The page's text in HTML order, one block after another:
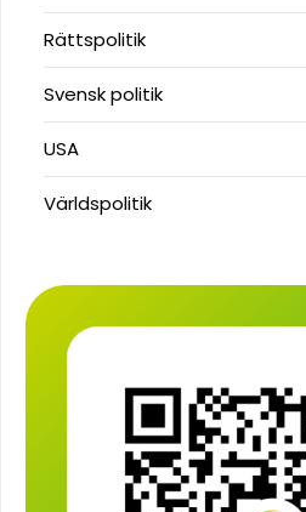
Rättspolitik
Svensk politik
USA
Världspolitik